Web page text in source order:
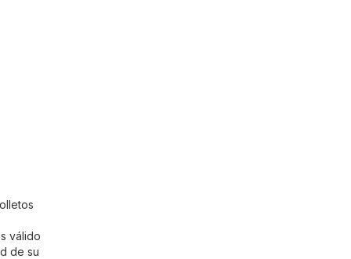
válido
de su